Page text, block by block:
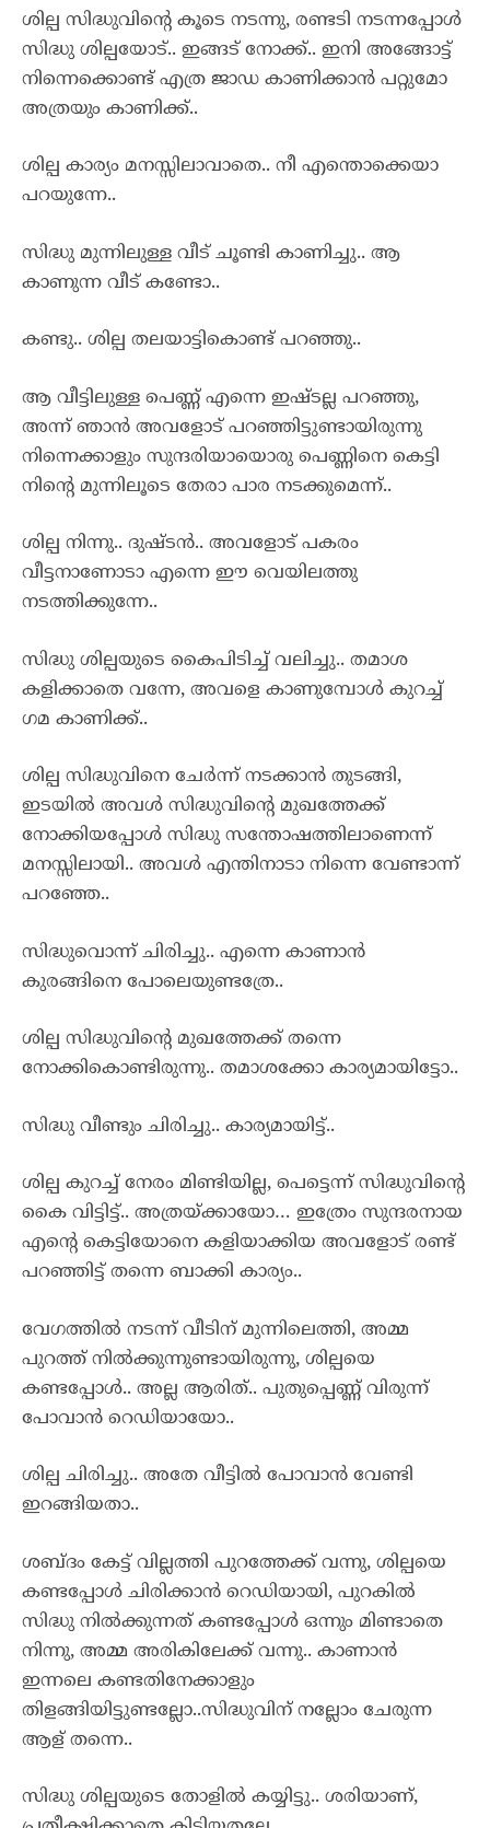
ശില്പ സിദ്ധുവിന്റെ കൂടെ നടന്നു, രണ്ടടി നടന്നപ്പോൾ
സിദ്ധു ശില്പയോട്.. ഇങ്ങട് നോക്ക്.. ഇനി അങ്ങോട്ട്
നിന്നെക്കൊണ്ട് എത്ര ജാഡ കാണിക്കാൻ പറ്റുമോ
അത്രയും കാണിക്ക്..
ശില്പ കാര്യം മനസ്സിലാവാതെ.. നീ എന്തൊക്കെയാ
പറയുന്നേ..
സിദ്ധു മുന്നിലുള്ള വീട് ചൂണ്ടി കാണിച്ചു.. ആ
കാണുന്ന വീട് കണ്ടോ..
കണ്ടു.. ശില്പ തലയാട്ടികൊണ്ട് പറഞ്ഞു..
ആ വീട്ടിലുള്ള പെണ്ണ് എന്നെ ഇഷ്ടല്ല പറഞ്ഞു,
അന്ന് ഞാൻ അവളോട് പറഞ്ഞിട്ടുണ്ടായിരുന്നു
നിന്നെക്കാളും സുന്ദരിയായൊരു പെണ്ണിനെ കെട്ടി
നിന്റെ മുന്നിലൂടെ തേരാ പാര നടക്കുമെന്ന്..
ശില്പ നിന്നു.. ദുഷ്ടൻ.. അവളോട് പകരം
വീട്ടനാണോടാ എന്നെ ഈ വെയിലത്തു
നടത്തിക്കുന്നേ..
സിദ്ധു ശില്പയുടെ കൈപിടിച്ച് വലിച്ചു.. തമാശ
കളിക്കാതെ വന്നേ, അവളെ കാണുമ്പോൾ കുറച്ച്
ഗമ കാണിക്ക്..
ശില്പ സിദ്ധുവിനെ ചേർന്ന് നടക്കാൻ തുടങ്ങി,
ഇടയിൽ അവൾ സിദ്ധുവിന്റെ മുഖത്തേക്ക്
നോക്കിയപ്പോൾ സിദ്ധു സന്തോഷത്തിലാണെന്ന്
മനസ്സിലായി.. അവൾ എന്തിനാടാ നിന്നെ വേണ്ടാന്ന്
പറഞ്ഞേ..
സിദ്ധുവൊന്ന് ചിരിച്ചു.. എന്നെ കാണാൻ
കുരങ്ങിനെ പോലെയുണ്ടത്രേ..
ശില്പ സിദ്ധുവിന്റെ മുഖത്തേക്ക് തന്നെ
നോക്കികൊണ്ടിരുന്നു.. തമാശക്കോ കാര്യമായിട്ടോ..
സിദ്ധു വീണ്ടും ചിരിച്ചു.. കാര്യമായിട്ട്..
ശില്പ കുറച്ച് നേരം മിണ്ടിയില്ല, പെട്ടെന്ന് സിദ്ധുവിന്റെ
കൈ വിട്ടിട്ട്.. അത്രയ്ക്കായോ… ഇത്രേം സുന്ദരനായ
എന്റെ കെട്ടിയോനെ കളിയാക്കിയ അവളോട് രണ്ട്
പറഞ്ഞിട്ട് തന്നെ ബാക്കി കാര്യം..
വേഗത്തിൽ നടന്ന് വീടിന് മുന്നിലെത്തി, അമ്മ
പുറത്ത് നിൽക്കുന്നുണ്ടായിരുന്നു, ശില്പയെ
കണ്ടപ്പോൾ.. അല്ല ആരിത്.. പുതുപ്പെണ്ണ് വിരുന്ന്
പോവാൻ റെഡിയായോ..
ശില്പ ചിരിച്ചു.. അതേ വീട്ടിൽ പോവാൻ വേണ്ടി
ഇറങ്ങിയതാ..
ശബ്ദം കേട്ട് വില്ലത്തി പുറത്തേക്ക് വന്നു, ശില്പയെ
കണ്ടപ്പോൾ ചിരിക്കാൻ റെഡിയായി, പുറകിൽ
സിദ്ധു നിൽക്കുന്നത് കണ്ടപ്പോൾ ഒന്നും മിണ്ടാതെ
നിന്നു, അമ്മ അരികിലേക്ക് വന്നു.. കാണാൻ
ഇന്നലെ കണ്ടതിനേക്കാളും
തിളങ്ങിയിട്ടുണ്ടല്ലോ..സിദ്ധുവിന് നല്ലോം ചേരുന്ന
ആള് തന്നെ..
സിദ്ധു ശില്പയുടെ തോളിൽ കയ്യിട്ടു.. ശരിയാണ്,